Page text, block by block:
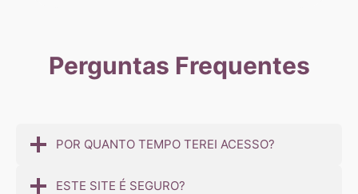
Perguntas Frequentes
POR QUANTO TEMPO TEREI ACESSO?
ESTE SITE É SEGURO?